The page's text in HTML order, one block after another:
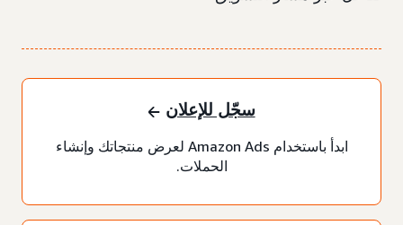
سجّل للإعلان
ابدأ باستخدام Amazon Ads لعرض منتجاتك وإنشاء
الحملات.